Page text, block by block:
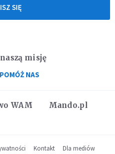
SIĘ
WAM
Mando.pl
misję
NAS
Kontakt Dla mediów